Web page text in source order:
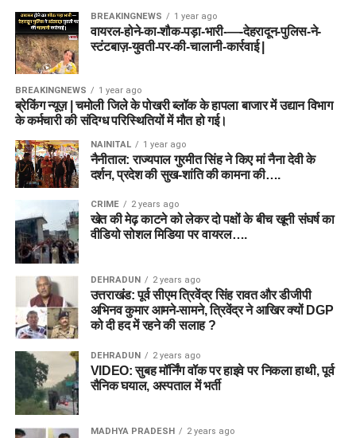
BREAKINGNEWS 1 year ago
वायरल-होने-का-शौक-पड़ा-भारी-—-देहरादून-पुलिस-ने-
स्टंटबाज़-युवती-पर-की-चालानी-कार्रवाई |
BREAKINGNEWS 1 year ago
ब्रेकिंग न्यूज़ | चमोली जिले के पोखरी ब्लॉक के हापला बाजार में उद्यान विभाग
के कर्मचारी की संदिग्ध परिस्थितियों में मौत हो गई।
NAINITAL 1 year ago
नैनीताल: राज्यपाल गुरमीत सिंह ने किए मां नैना देवी के
दर्शन, प्रदेश की सुख-शांति की कामना की….
CRIME 2 years ago
खेत की मेढ़ काटने को लेकर दो पक्षों के बीच खूनी संघर्ष का
वीडियो सोशल मिडिया पर वायरल….
DEHRADUN 2 years ago
उत्तराखंड: पूर्व सीएम त्रिवेंद्र सिंह रावत और डीजीपी
अभिनव कुमार आमने-सामने, त्रिवेंद्र ने आखिर क्यों DGP
को दी हद में रहने की सलाह ?
DEHRADUN 2 years ago
VIDEO: सुबह मॉर्निंग वॉक पर हाइवे पर निकला हाथी, पूर्व
सैनिक घयाल, अस्पताल में भर्ती
MADHYA PRADESH 2 years ago